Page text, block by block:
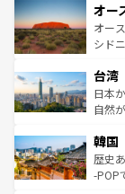
部の
文化
しみ
ならでは
情報は
ワイ
島だ
おす
れる
人々
ク、
ワイを、
はコ
オー
オー
シド
リア
ク）
ど、
いる
ビン
い。
台湾
日本
自然
ン）
と山
驚き
韓国
歴史
-POP